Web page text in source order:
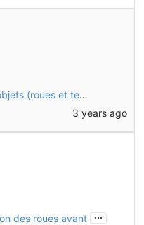
Uniformisation des couleurs des objets (roues et textiles)
3 years ago
des roues avant ...